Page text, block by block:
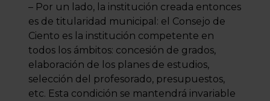
– Por un lado, la institución creada entonces
es de titularidad municipal: el Consejo de
Ciento es la institución competente en
todos los ámbitos: concesión de grados,
elaboración de los planes de estudios,
selección del profesorado, presupuestos,
etc. Esta condición se mantendrá invariable